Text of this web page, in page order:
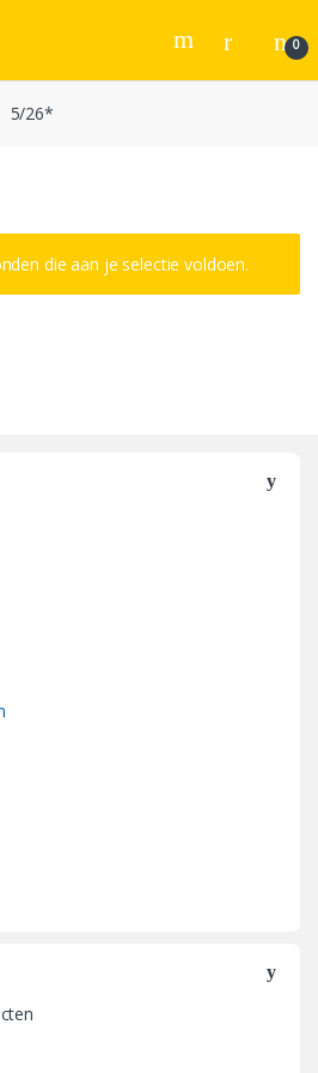
0
5/26*
die aan je selectie voldoen.